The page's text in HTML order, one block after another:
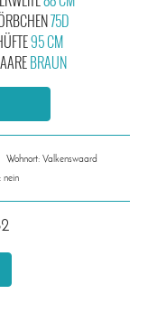
75D
95 CM
BRAUN
Wohnort: Valkenswaard
nein